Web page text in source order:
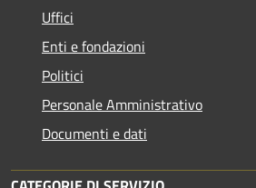
Uffici
Enti e fondazioni
Politici
Personale Amministrativo
Documenti e dati